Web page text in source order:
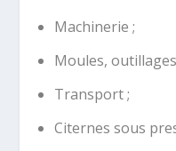
Machinerie ;
Moules,
Transport ;
Citernes sous